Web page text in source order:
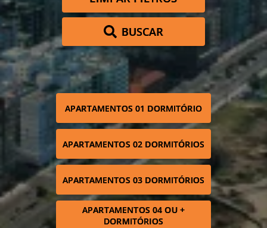
BUSCAR
APARTAMENTOS 01 DORMITÓRIO
APARTAMENTOS 02 DORMITÓRIOS
APARTAMENTOS 03 DORMITÓRIOS
APARTAMENTOS 04 OU +
DORMITÓRIOS